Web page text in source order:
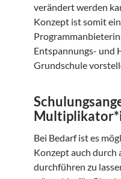
verändert werden
Konzept ist somit
Entspannungs- und
Grundschule
Bei Bedarf ist es
Konzept auch
durchführen zu